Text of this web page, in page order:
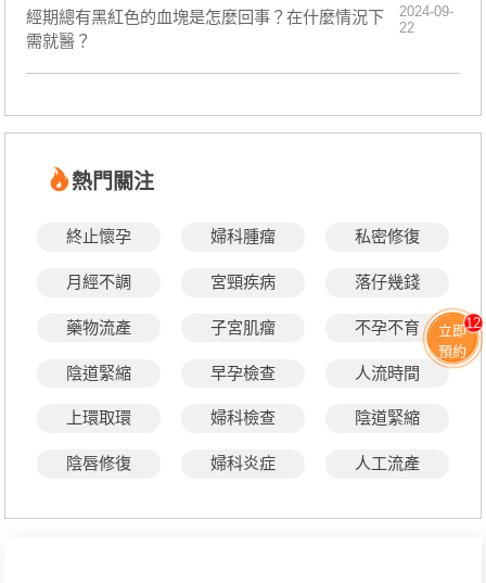
​經期總有黑紅色的血塊是怎麼回事？在什麼情況下
需就醫？
2024-09-
22
熱門關注
終止懷孕 婦科腫瘤 私密修復
月經不調 宮頸疾病 落仔幾錢
藥物流產 子宮肌瘤 不孕不育
陰道緊縮 早孕檢查 人流時間
上環取環 婦科檢查 陰道緊縮
陰唇修復 婦科炎症 人工流產
立即
預約
12